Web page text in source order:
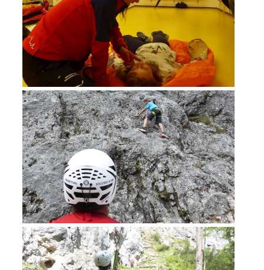
Mitgliedschaft